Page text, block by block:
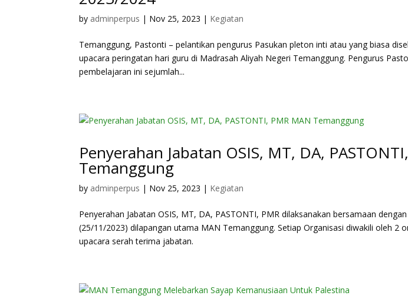
by adminperpus | Nov 25, 2023 | Kegiatan
Temanggung, Pastonti – pelantikan pengurus Pasukan pleton inti atau yang biasa
upacara peringatan hari guru di Madrasah Aliyah Negeri Temanggung. Pengurus
pembelajaran ini sejumlah...
Penyerahan Jabatan OSIS, MT, DA,
Temanggung
by adminperpus | Nov 25, 2023 | Kegiatan
Penyerahan Jabatan OSIS, MT, DA, PASTONTI, PMR dilaksanakan bersamaan
(25/11/2023) dilapangan utama MAN Temanggung. Setiap Organisasi diwakili oleh 2
upacara serah terima jabatan.